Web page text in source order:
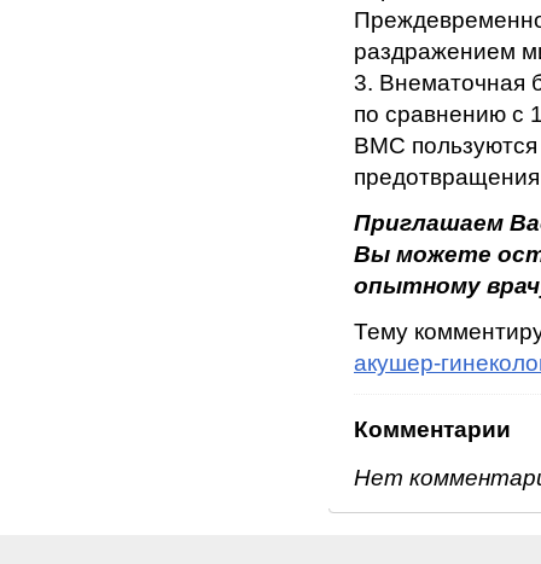
раздражением
3. Внематочная
по сравнению с
ВМС пользуются
Приглашаем
Вы можете
опытному
Тему
акушер-
Комментарии
Нет